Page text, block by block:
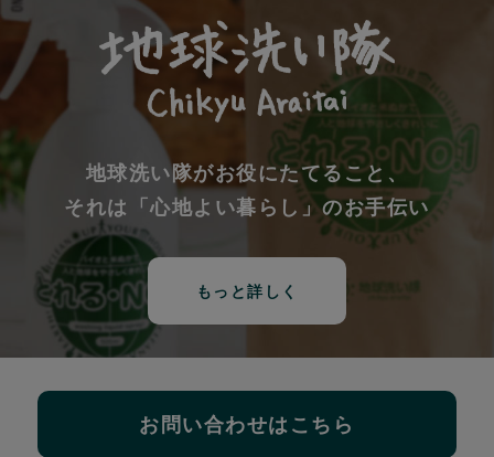
地球洗い隊がお役にたてること、
それは「心地よい暮らし」のお手伝い
もっと詳しく
お問い合わせはこちら